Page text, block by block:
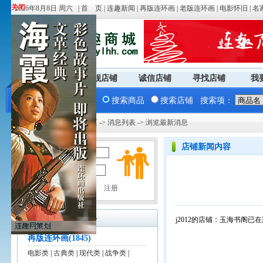
关闭
关闭
2026年8月8日 周六 | 首 页 连趣新闻 再版连环画 老版连环画 电影怀旧 名
商城首页 旗舰店铺 诚信店铺 寻找店铺 我
搜索商品 搜索店铺 搜索项：
您现在的位置：商城首页 -> 消息列表 -> 浏览最新消息
用户名：
密 码：
商品分类+ 更多
再版连环画(1845)
电影类 古典类 现代类 战争类
店铺新闻内容
j2012的店铺：玉海书阁已